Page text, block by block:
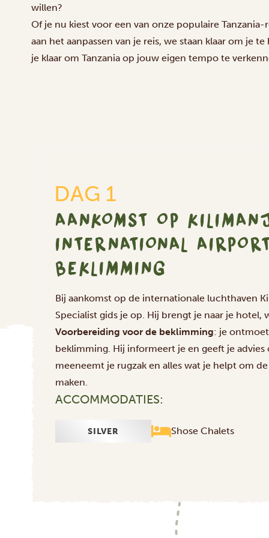
willen?
Of je nu kiest voor een van onze populaire
aan het aanpassen van je reis, we staan klaar om je
je klaar om Tanzania op jouw eigen tempo te
DAG 1
AANKOMST OP
INTERNATIONAL
BEKLIMMING
Bij aankomst op de internationale luchthaven
Specialist gids je op. Hij brengt je naar je
Voorbereiding voor de beklimming: je
beklimming. Hij informeert je en geeft je
meeneemt je rugzak en alles wat je helpt om
maken.
ACCOMMODATIES:
SILVER Shose Chalets